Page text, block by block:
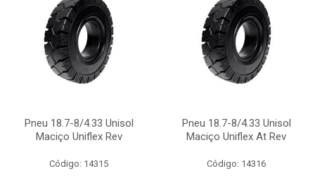
Pneu 18.7-8/4.33 Unisol
Maciço Uniflex Rev
Código: 14315
Pneu 18.7-8/4.33 Unisol
Maciço Uniflex At Rev
Código: 14316